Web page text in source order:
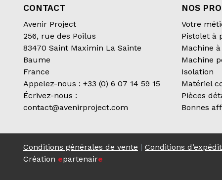
CONTACT
Avenir Project
256, rue des Poilus
83470 Saint Maximin La Sainte
Baume
France
Appelez-nous : +33 (0) 6 07 14 59 15
Écrivez-nous :
contact@avenirproject.com
NOS
Votre
Pistolet à
Machine
Machine
Isolation
Matériel
Pièces
Bonnes
Conditions générales de vente | Conditions
Création epartenaire